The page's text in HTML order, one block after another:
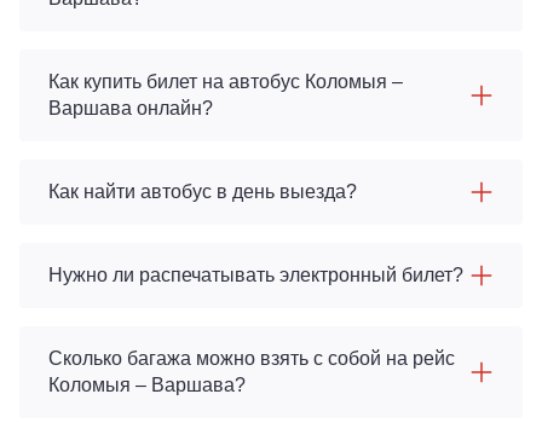
Как купить билет на автобус Коломыя –
Варшава онлайн?
Как найти автобус в день выезда?
Нужно ли распечатывать электронный билет?
Сколько багажа можно взять с собой на рейс
Коломыя – Варшава?